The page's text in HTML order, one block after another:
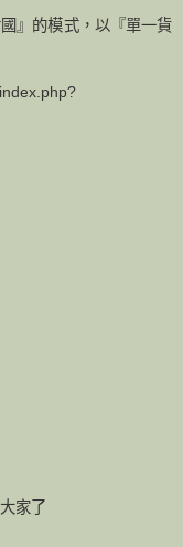
』的模式，以『單一貨
家了